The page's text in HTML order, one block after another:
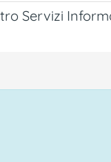
Servizi